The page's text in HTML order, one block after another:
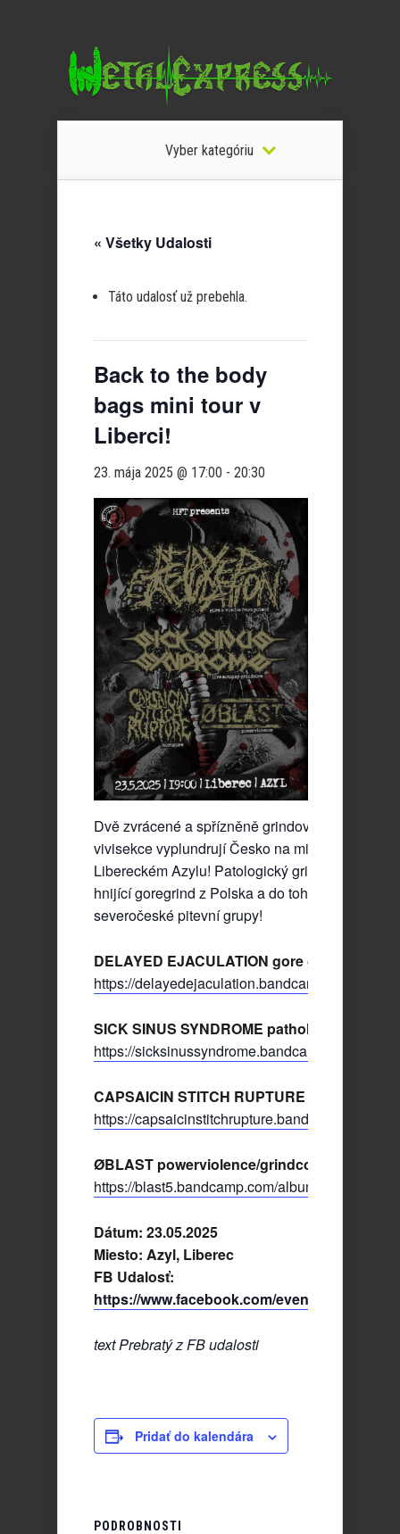
Vyber kategóriu
« Všetky Udalosti
Táto udalosť už prebehla.
Back to the body
bags mini tour v
Liberci!
23. mája 2025 @ 17:00 - 20:30
Dvě zvrácené a spřízněně grindové chásky za
vivisekce vyplundrují Česko na minitour, jenž
Libereckém Azylu! Patologický grindcore od
hnijící goregrind z Polska a do toho dvě
severočeské pitevní grupy!
DELAYED EJACULATION gore grind /
https://delayedejaculation.bandcamp.com/
SICK SINUS SYNDROME pathologic
https://sicksinussyndrome.bandcamp.com/
CAPSAICIN STITCH RUPTURE gore grind
https://capsaicinstitchrupture.bandcamp.com
ØBLAST powerviolence/grindcore
https://blast5.bandcamp.com/album/demo
Dátum: 23.05.2025
Miesto: Azyl, Liberec
FB Udalosť:
https://www.facebook.com/events/
text Prebratý z FB udalosti
Pridať do kalendára
PODROBNOSTI